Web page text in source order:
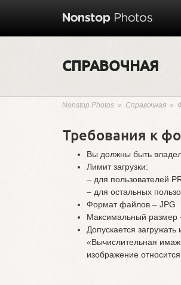
СПРАВОЧНАЯ
Nonstop Photos » Справочная »
Требования к
Вы должны быть
Лимит загрузки:
– для пользователей
– для остальных
Формат файлов – JPG
Максимальный размер
Допускается
«Вычислительная
изображение